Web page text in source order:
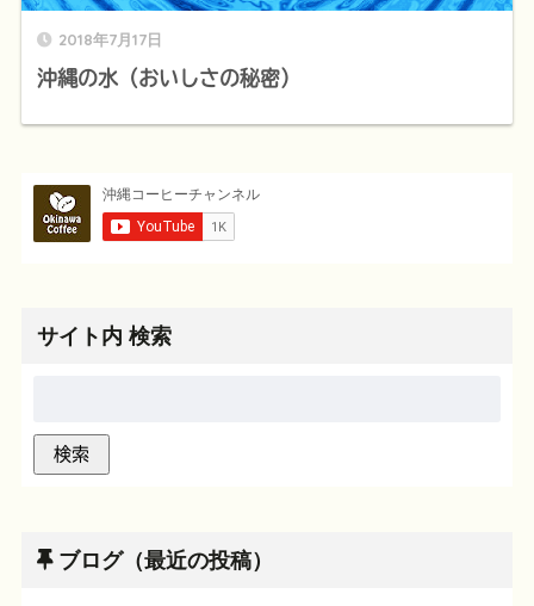
2018年7月17日
沖縄の水（おいしさの秘密）
サイト内 検索
ブログ（最近の投稿）